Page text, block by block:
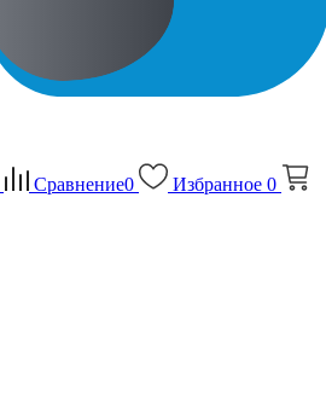
Сравнение0 Избранное 0